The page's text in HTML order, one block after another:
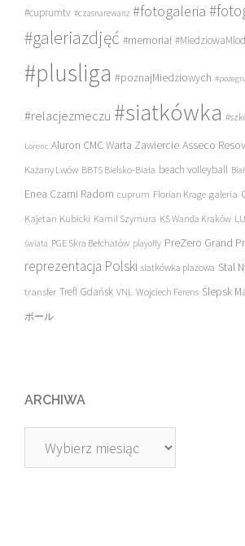
#cuprumtv #czasnarewanż #fotogaleria
#galeriazdjęć #memoriał
#plusliga #poznajMiedziowych
#relacjezmeczu #siatkówka
Lorenc Aluron CMC Warta Zawiercie Asseco
Każany Lwów BBTS Bielsko-Biała beach volleyball
Enea Czarni Radom cuprum Florian Krage galeria
Kajetan Kubicki Kamil Szymura KS Wanda Kraków
świata PGE Skra Bełchatów playoffy PreZero Grand
reprezentacja Polski siatkówka plażowa Stal
transfer Trefl Gdańsk VNL Wojciech Ferens Ślepsk
ボール
ARCHIWA
Archiwa